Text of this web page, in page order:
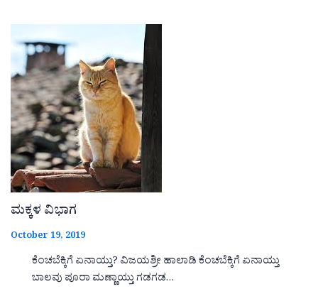
ಮಕ್ಕಳ ವಿಭಾಗ
October 19, 2019
ಕೆಂಚಬೆಕ್ಕಿಗೆ ಏನಾಯ್ತು? ವಿಜಯಶ್ರೀ ಹಾಲಾಡಿ ಕೆಂಚಬೆಕ್ಕಿಗೆ ಏನಾಯ್ತು
ಬಾಲವು ಪೂರಾ ಮಣ್ಣಾಯ್ತು ಗಡಗಡ…